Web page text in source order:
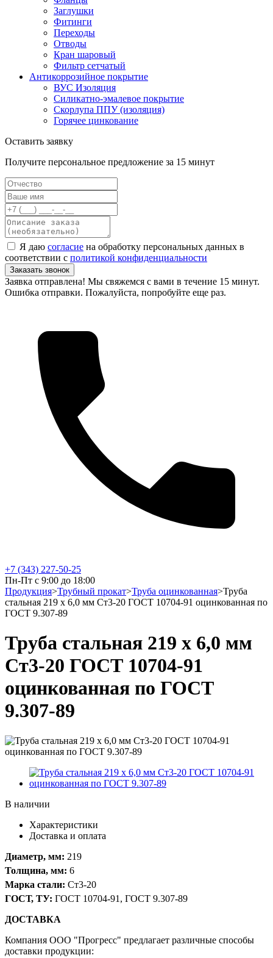
Заглушки
Фитинги
Переходы
Отводы
Кран шаровый
Фильтр сетчатый
Антикоррозийное покрытие
ВУС Изоляция
Силикатно-эмалевое покрытие
Скорлупа ППУ (изоляция)
Горячее цинкование
Оставить заявку
Получите персональное предложение за 15 минут
Я даю согласие на обработку персональных данных в
соответствии с политикой конфиденциальности
Заказать звонок
Заявка отправлена! Мы свяжемся с вами в течение 15 минут.
Ошибка отправки. Пожалуйста, попробуйте еще раз.
+7 (343) 227-50-25
Пн-Пт с 9:00 до 18:00
Продукция>Трубный прокат>Труба оцинкованная>Труба
стальная 219 х 6,0 мм Ст3-20 ГОСТ 10704-91 оцинкованная по
ГОСТ 9.307-89
Труба стальная 219 х 6,0 мм
Ст3-20 ГОСТ 10704-91
оцинкованная по ГОСТ
9.307-89
В наличии
Характеристики
Доставка и оплата
Диаметр, мм: 219
Толщина, мм: 6
Марка стали: Ст3-20
ГОСТ, ТУ: ГОСТ 10704-91, ГОСТ 9.307-89
ДОСТАВКА
Компания OOO "Прогресс" предлагает различные способы
доставки продукции: